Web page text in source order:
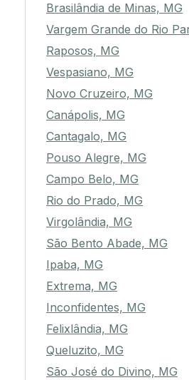
Brasilândia de Minas, MG
Vargem Grande do Rio
Raposos, MG
Vespasiano, MG
Novo Cruzeiro, MG
Canápolis, MG
Cantagalo, MG
Pouso Alegre, MG
Campo Belo, MG
Rio do Prado, MG
Virgolândia, MG
São Bento Abade, MG
Ipaba, MG
Extrema, MG
Inconfidentes, MG
Felixlândia, MG
Queluzito, MG
São José do Divino, MG